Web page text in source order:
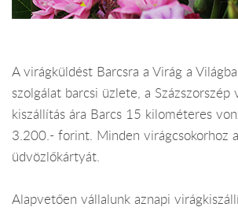
A virágküldést Barcsra a Virág a
szolgálat barcsi üzlete, a
kiszállítás ára Barcs 15 kilométeres
3.200.- forint. Minden virágcsokorhoz
üdvözlőkártyát.
Alapvetően vállalunk aznapi